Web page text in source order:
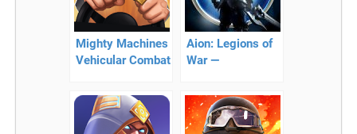
Mighty Machines
Vehicular Combat
Aion: Legions of
War —
ролевая
стратегия